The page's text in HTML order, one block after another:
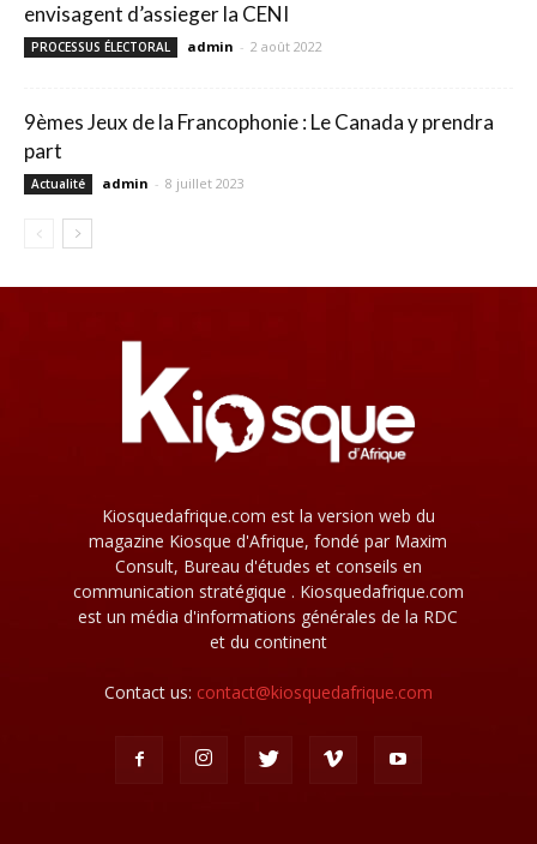
envisagent d’assieger la CENI
PROCESSUS ÉLECTORAL admin - 2 août 2022
9èmes Jeux de la Francophonie : Le Canada y prendra
part
Actualité admin - 8 juillet 2023
Kiosquedafrique.com est la version web du
magazine Kiosque d'Afrique, fondé par Maxim
Consult, Bureau d'études et conseils en
communication stratégique . Kiosquedafrique.com
est un média d'informations générales de la RDC
et du continent
Contact us: contact@kiosquedafrique.com